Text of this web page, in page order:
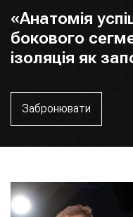
«Анатомія
бокового
ізоляція як
Забронювати